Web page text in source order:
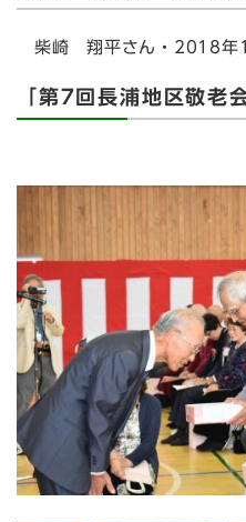
柴崎 翔平さん・2018年
「第7回長浦地区敬老